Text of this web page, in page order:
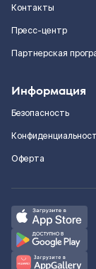
Контакты
Пресс-центр
Партнерская
Информация
Безопасность
Оферта